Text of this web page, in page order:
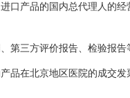
口产品的国内总代理人的
第三方评价报告、检验报告
品在北京地区医院的成交